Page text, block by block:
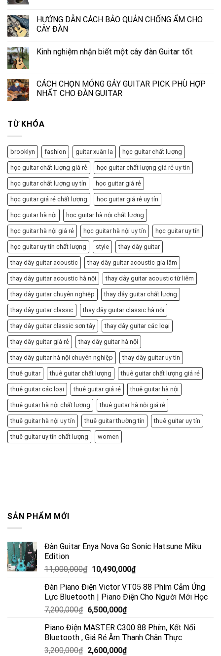
HƯỚNG DẪN CÁCH BẢO QUẢN CHỐNG ẨM CHO
CÂY ĐÀN
Kinh nghiệm nhận biết một cây đàn Guitar tốt
CÁCH CHỌN MÓNG GẢY GUITAR PICK PHÙ HỢP
NHẤT CHO ĐÀN GUITAR
TỪ KHÓA
brooklyn fashion guitar xuân la học guitar chất lượng
học guitar chất lượng giá rẻ học guitar chất lượng giá rẻ uy tín
học guitar chất lượng uy tín học guitar giá rẻ
học guitar giá rẻ chất lượng học guitar giá rẻ uy tín
học guitar hà nội học guitar hà nội chất lượng
học guitar hà nội giá rẻ học guitar hà nội uy tín học guitar uy tín
học guitar uy tín chất lượng style thay dây guitar
thay dây guitar acoustic thay dây guitar acoustic gia lâm
thay dây guitar acoustic hà nội thay dây guitar acoustic từ liêm
thay dây guitar chuyên nghiệp thay dây guitar chất lượng
thay dây guitar classic thay dây guitar classic hà nội
thay dây guitar classic sơn tây thay dây guitar các loại
thay dây guitar giá rẻ thay dây guitar hà nội
thay dây guitar hà nội chuyên nghiệp thay dây guitar uy tín
thuê guitar thuê guitar chất lượng thuê guitar chất lượng giá rẻ
thuê guitar các loại thuê guitar giá rẻ thuê guitar hà nội
thuê guitar hà nội chất lượng thuê guitar hà nội giá rẻ
thuê guitar hà nội uy tín thuê guitar thường tín thuê guitar uy tín
thuê guitar uy tín chất lượng women
SẢN PHẨM MỚI
Đàn Guitar Enya Nova Go Sonic Hatsune Miku
Edition
11,000,000₫ 10,490,000₫
Đàn Piano Điện Victor VT05 88 Phím Cảm Ứng
Lực Bluetooth | Piano Điện Cho Người Mới Học
7,200,000₫ 6,500,000₫
Piano Điện MASTER C300 88 Phím, Kết Nối
Bluetooth , Giá Rẻ Âm Thanh Chân Thực
3,200,000₫ 2,600,000₫